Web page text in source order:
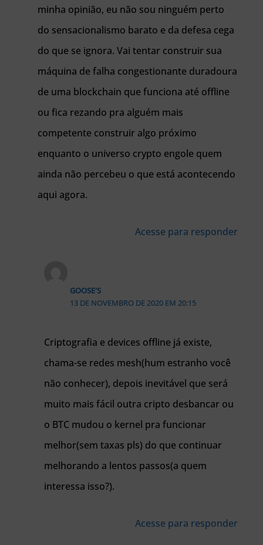
minha opinião, eu não sou ninguém perto
do sensacionalismo barato e da defesa cega
do que se ignora. Vai tentar construir sua
máquina de falha congestionante duradoura
de uma blockchain que funciona até offline
ou fica rezando pra alguém mais
competente construir algo próximo
enquanto o universo crypto engole quem
ainda não percebeu o que está acontecendo
aqui agora.
Acesse para responder
GOOSE'S
13 DE NOVEMBRO DE 2020 EM 20:15
Criptografia e devices offline já existe,
chama-se redes mesh(hum estranho você
não conhecer), depois inevitável que será
muito mais fácil outra cripto desbancar ou
o BTC mudou o kernel pra funcionar
melhor(sem taxas pls) do que continuar
melhorando a lentos passos(a quem
interessa isso?).
Acesse para responder